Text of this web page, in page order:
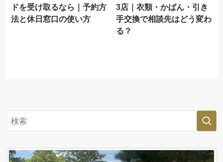
ドを受け取るなら｜予約方
法と休日窓口の使い方
3店｜衣類・かばん・引き
手交換で相談先はどう変わ
る？